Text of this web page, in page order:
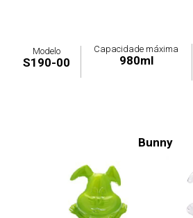
Modelo
S190-00
Capacidade máxima
980ml
Bunny